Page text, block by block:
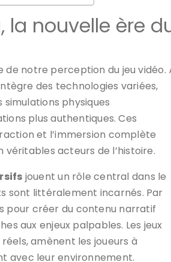
la nouvelle ère
notre perception du jeu vidéo.
des technologies variées,
simulations physiques
plus authentiques. Ces
et l’immersion complète
acteurs de l’histoire.
jouent un rôle central dans le
sont littéralement incarnés. Par
pour créer du contenu narratif
aux enjeux palpables. Les jeux
amènent les joueurs à
avec leur environnement.